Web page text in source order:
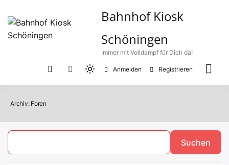
Inhalt
springen
Bahnhof Kiosk
Schöningen
Immer mit Volldampf für Dich da!
Light
mode
switch
Anmelden Registrieren
Archiv: Foren